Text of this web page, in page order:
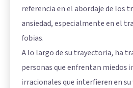
referencia en el abordaje de los
ansiedad, especialmente en el
fobias.
A lo largo de su trayectoria, ha
personas que enfrentan miedos
irracionales que interfieren en